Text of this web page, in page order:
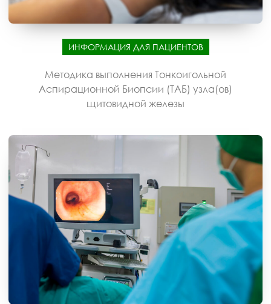
ИНФОРМАЦИЯ ДЛЯ ПАЦИЕНТОВ
Методика выполнения Тонкоигольной
Аспирационной Биопсии (ТАБ) узла(ов)
щитовидной железы